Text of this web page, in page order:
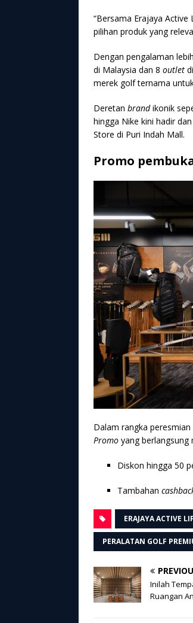
“Bersama Erajaya
pilihan produk yang
Dengan pengalaman
di Malaysia dan 8 outlet
merek golf ternama
Deretan brandikonik
hingga Nike kini hadir
Store di Puri Indah Mall.
Promo
Dalam rangka
Promo yang berlangsung
Diskon hingga 50
Tambahan
ERAJAYA ACTIVE
PERALATAN GOLF
Inilah
Ruangan